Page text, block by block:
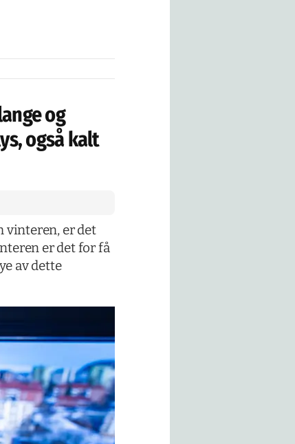
og
også kalt
vinteren, er det
er det for få
av dette